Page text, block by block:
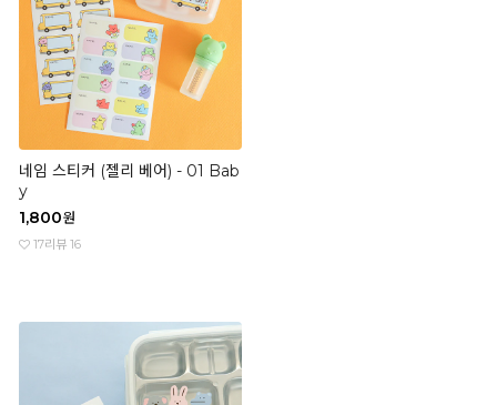
네임 스티커 (젤리 베어) - 01 Bab
y
1,800원
17리뷰 16